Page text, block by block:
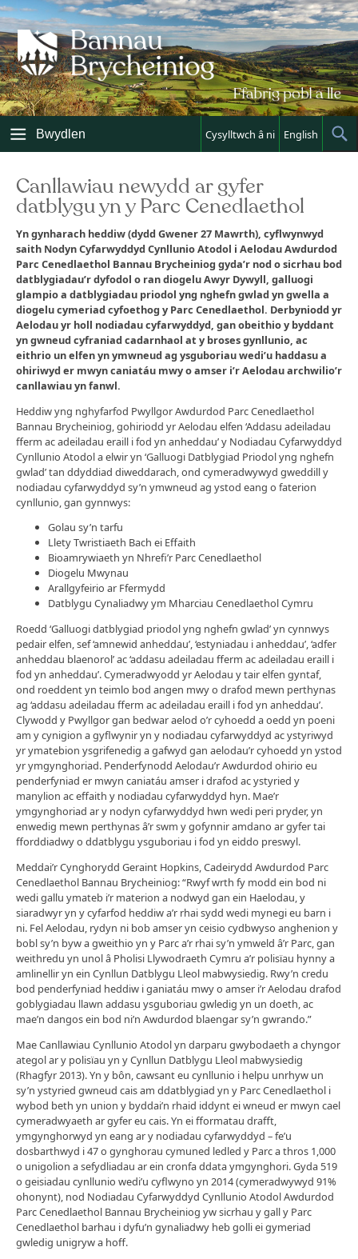
Skip
to
content
Bwydlen Cysylltwch â ni English
Canllawiau newydd ar gyfer
datblygu yn y Parc Cenedlaethol
Yn gynharach heddiw (dydd Gwener 27 Mawrth), cyflwynwyd
saith Nodyn Cyfarwyddyd Cynllunio Atodol i Aelodau Awdurdod
Parc Cenedlaethol Bannau Brycheiniog gyda’r nod o sicrhau bod
datblygiadau’r dyfodol o ran diogelu Awyr Dywyll, galluogi
glampio a datblygiadau priodol yng nghefn gwlad yn gwella a
diogelu cymeriad cyfoethog y Parc Cenedlaethol. Derbyniodd yr
Aelodau yr holl nodiadau cyfarwyddyd, gan obeithio y byddant
yn gwneud cyfraniad cadarnhaol at y broses gynllunio, ac
eithrio un elfen yn ymwneud ag ysguboriau wedi’u haddasu a
ohiriwyd er mwyn caniatáu mwy o amser i’r Aelodau archwilio’r
canllawiau yn fanwl.
Heddiw yng nghyfarfod Pwyllgor Awdurdod Parc Cenedlaethol
Bannau Brycheiniog, gohiriodd yr Aelodau elfen ‘Addasu adeiladau
fferm ac adeiladau eraill i fod yn anheddau’ y Nodiadau Cyfarwyddyd
Cynllunio Atodol a elwir yn ‘Galluogi Datblygiad Priodol yng nghefn
gwlad’ tan ddyddiad diweddarach, ond cymeradwywyd gweddill y
nodiadau cyfarwyddyd sy’n ymwneud ag ystod eang o faterion
cynllunio, gan gynnwys:
Golau sy’n tarfu
Llety Twristiaeth Bach ei Effaith
Bioamrywiaeth yn Nhrefi’r Parc Cenedlaethol
Diogelu Mwynau
Arallgyfeirio ar Ffermydd
Datblygu Cynaliadwy ym Mharciau Cenedlaethol Cymru
Roedd ‘Galluogi datblygiad priodol yng nghefn gwlad’ yn cynnwys
pedair elfen, sef ‘amnewid anheddau’, ‘estyniadau i anheddau’, ‘adfer
anheddau blaenorol’ ac ‘addasu adeiladau fferm ac adeiladau eraill i
fod yn anheddau’. Cymeradwyodd yr Aelodau y tair elfen gyntaf,
ond roeddent yn teimlo bod angen mwy o drafod mewn perthynas
ag ‘addasu adeiladau fferm ac adeiladau eraill i fod yn anheddau’.
Clywodd y Pwyllgor gan bedwar aelod o’r cyhoedd a oedd yn poeni
am y cynigion a gyflwynir yn y nodiadau cyfarwyddyd ac ystyriwyd
yr ymatebion ysgrifenedig a gafwyd gan aelodau’r cyhoedd yn ystod
yr ymgynghoriad. Penderfynodd Aelodau’r Awdurdod ohirio eu
penderfyniad er mwyn caniatáu amser i drafod ac ystyried y
manylion ac effaith y nodiadau cyfarwyddyd hyn. Mae’r
ymgynghoriad ar y nodyn cyfarwyddyd hwn wedi peri pryder, yn
enwedig mewn perthynas â’r swm y gofynnir amdano ar gyfer tai
fforddiadwy o ddatblygu ysguboriau i fod yn eiddo preswyl.
Meddai’r Cynghorydd Geraint Hopkins, Cadeirydd Awdurdod Parc
Cenedlaethol Bannau Brycheiniog: “Rwyf wrth fy modd ein bod ni
wedi gallu ymateb i’r materion a nodwyd gan ein Haelodau, y
siaradwyr yn y cyfarfod heddiw a’r rhai sydd wedi mynegi eu barn i
ni. Fel Aelodau, rydyn ni bob amser yn ceisio cydbwyso anghenion y
bobl sy’n byw a gweithio yn y Parc a’r rhai sy’n ymweld â’r Parc, gan
weithredu yn unol â Pholisi Llywodraeth Cymru a’r polisïau hynny a
amlinellir yn ein Cynllun Datblygu Lleol mabwysiedig. Rwy’n credu
bod penderfyniad heddiw i ganiatáu mwy o amser i’r Aelodau drafod
goblygiadau llawn addasu ysguboriau gwledig yn un doeth, ac
mae’n dangos ein bod ni’n Awdurdod blaengar sy’n gwrando.”
Mae Canllawiau Cynllunio Atodol yn darparu gwybodaeth a chyngor
ategol ar y polisïau yn y Cynllun Datblygu Lleol mabwysiedig
(Rhagfyr 2013). Yn y bôn, cawsant eu cynllunio i helpu unrhyw un
sy’n ystyried gwneud cais am ddatblygiad yn y Parc Cenedlaethol i
wybod beth yn union y byddai’n rhaid iddynt ei wneud er mwyn cael
cymeradwyaeth ar gyfer eu cais. Yn ei fformatau drafft,
ymgynghorwyd yn eang ar y nodiadau cyfarwyddyd – fe’u
dosbarthwyd i 47 o gynghorau cymuned ledled y Parc a thros 1,000
o unigolion a sefydliadau ar ein cronfa ddata ymgynghori. Gyda 519
o geisiadau cynllunio wedi’u cyflwyno yn 2014 (cymeradwywyd 91%
ohonynt), nod Nodiadau Cyfarwyddyd Cynllunio Atodol Awdurdod
Parc Cenedlaethol Bannau Brycheiniog yw sicrhau y gall y Parc
Cenedlaethol barhau i dyfu’n gynaliadwy heb golli ei gymeriad
gwledig unigryw a hoff.